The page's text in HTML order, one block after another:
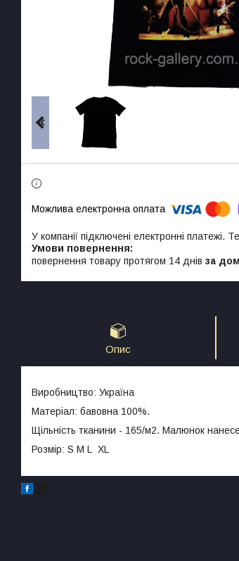
У компанії підключені електронні
повернення товару протягом 14 днів за
Опис
Виробництво: Україна
Матеріал: бавовна 100%.
Щільність тканини - 165/м2. Малюнок
Розмір: S M L XL